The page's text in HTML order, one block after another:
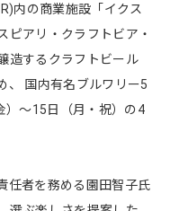
内の商業施設「イクス
ピアリ・クラフトビア・
造するクラフトビール
、 国内有名ブルワリー5
）～15日（月・祝）の4
任者を務める園田智子氏